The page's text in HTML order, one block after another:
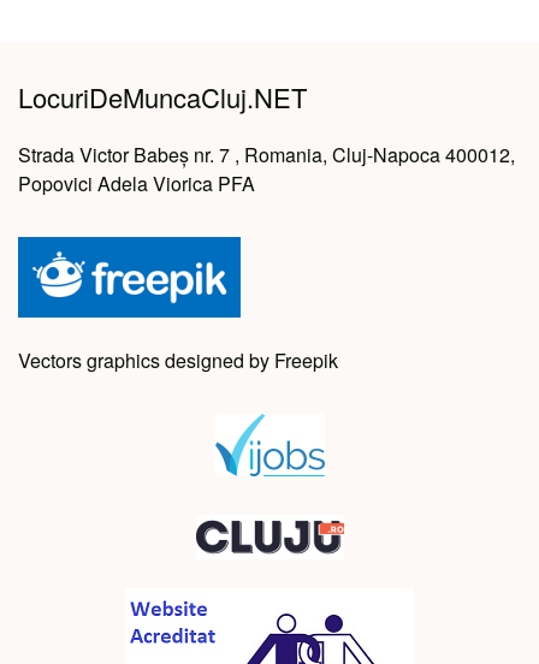
LocuriDeMuncaCluj.NET
Strada Victor Babeș nr. 7 , Romania, Cluj-Napoca 400012,
Popovici Adela Viorica PFA
Vectors graphics designed by Freepik